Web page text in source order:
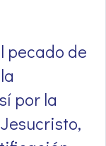
pecado de
por la